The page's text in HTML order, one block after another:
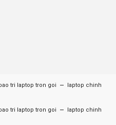
bao tri laptop tron goi –
laptop chinh
bao tri laptop tron goi –
laptop chinh